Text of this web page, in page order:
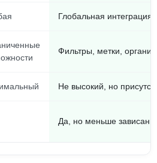
Глобальная интеграция
Фильтры, метки,
Не высокий, но
Да, но меньше